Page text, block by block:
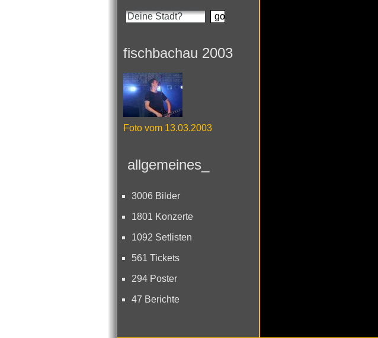
fischbachau 2003
Foto vom 13.03.2003
allgemeines_
3006 Bilder
1801 Konzerte
1092 Setlisten
561 Tickets
294 Poster
47 Berichte